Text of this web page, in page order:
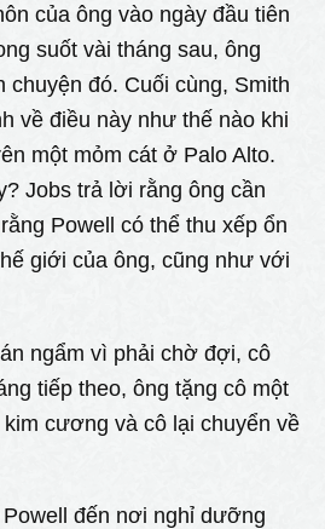
của ông vào ngày đầu tiên
suốt vài tháng sau, ông
chuyện đó. Cuối cùng, Smith
về điều này như thế nào khi
một mỏm cát ở Palo Alto.
Jobs trả lời rằng ông cần
Powell có thể thu xếp ổn
giới của ông, cũng như với
ngẩm vì phải chờ đợi, cô
tiếp theo, ông tặng cô một
cương và cô lại chuyển về
đến nơi nghỉ dưỡng